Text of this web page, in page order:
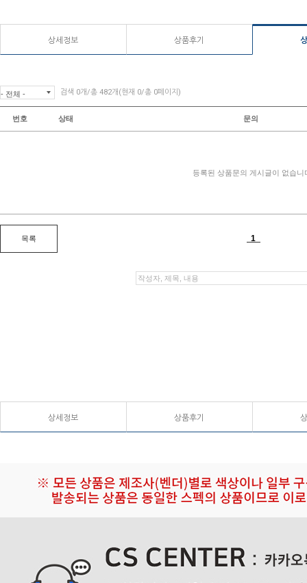
상세정보 상품후기
상세정보 상품후기